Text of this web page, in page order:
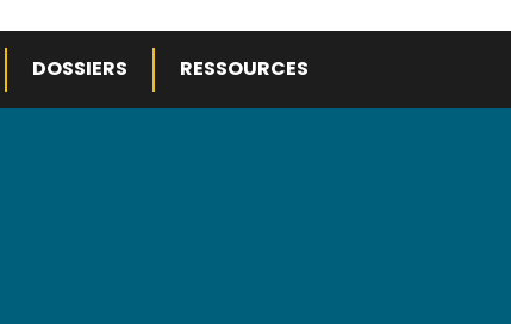
menu
DOSSIERS RESSOURCES